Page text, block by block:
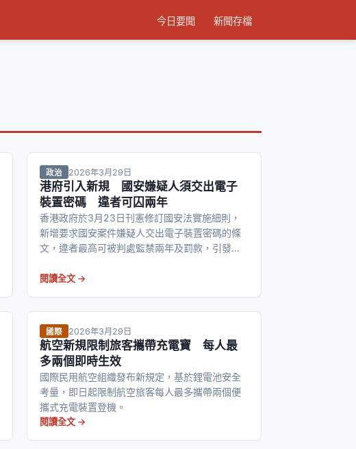
今日要聞 新聞存檔
政治 2026年3月29日
港府引入新規 國安嫌疑人須交出電子
裝置密碼 違者可囚兩年
香港政府於3月23日刊憲修訂國安法實施細則，
新增要求國安案件嫌疑人交出電子裝置密碼的條
文，違者最高可被判處監禁兩年及罰款，引發各
閱讀全文 →
國際 2026年3月29日
航空新規限制旅客攜帶充電寶 每人最
多兩個即時生效
國際民用航空組織發布新規定，基於鋰電池安全
考量，即日起限制航空旅客每人最多攜帶兩個便
攜式充電裝置登機。
閱讀全文 →